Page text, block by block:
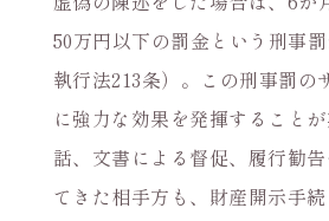
50万円以下の罰金という刑事
執行法213条）。この刑事罰の
に強力な効果を発揮すること
話、文書による督促、履行勧
てきた相手方も、財産開示手